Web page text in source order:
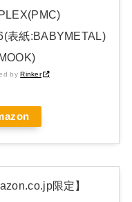
で見つかる NEW!
ん、ライブでマンスジが
JAPAN EDITION
表紙:BABYMETAL)
byRinker
限定】